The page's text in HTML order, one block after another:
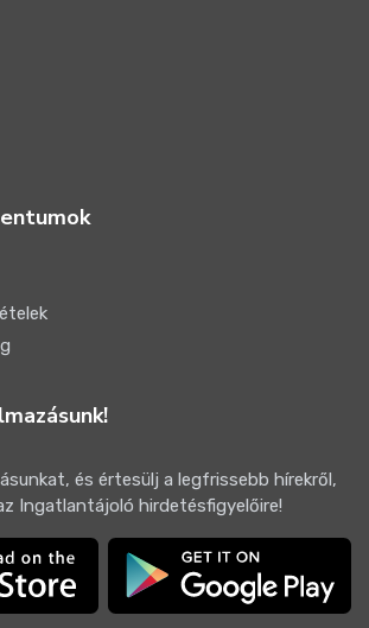
és értesülj a legfrissebb hírekről,
Ingatlantájoló hirdetésfigyelőire!